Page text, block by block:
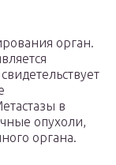
орган.
в
опухоли,
органа.